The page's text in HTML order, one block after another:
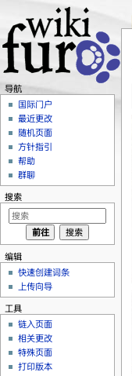
导航
国际门户
最近更改
随机页面
方针指引
帮助
群聊
搜索
编辑
快速创建词条
上传向导
工具
链入页面
相关更改
特殊页面
打印版本